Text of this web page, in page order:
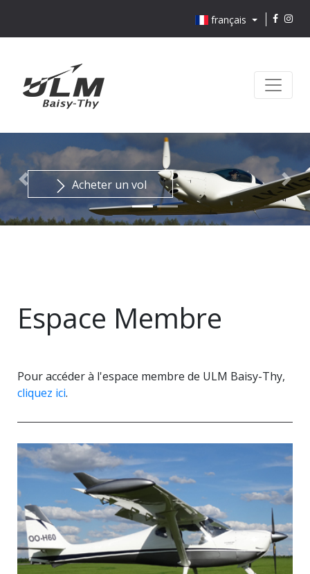
français
Previous Next
Acheter un vol
Espace Membre
Pour accéder à l'espace membre de ULM Baisy-Thy,
cliquez ici.